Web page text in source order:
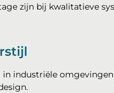
zijn bij kwalitatieve
industriële